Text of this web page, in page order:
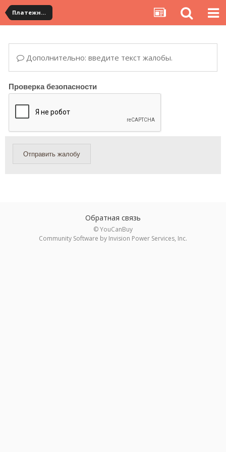
Платежная система ALIPAY и оплата банковскими картами
Дополнительно: введите текст жалобы.
Проверка безопасности
Отправить жалобу
Обратная связь
© YouCanBuy
Community Software by Invision Power Services, Inc.